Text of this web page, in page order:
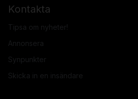
Kontakta
Tipsa om nyheter!
Annonsera
Synpunkter
Skicka in en insändare